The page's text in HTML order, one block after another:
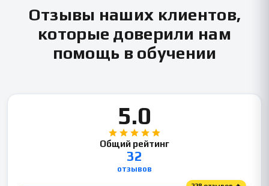
Отзывы наших клиентов,
которые доверили нам
помощь в обучении
5.0
Общий рейтинг
32
отзывов